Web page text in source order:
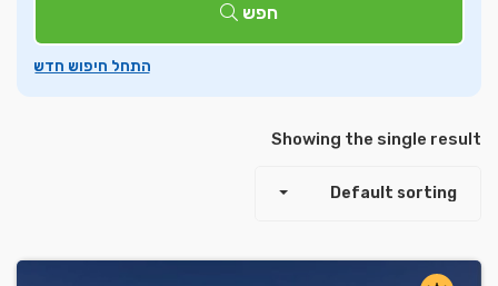
Leaflet OpenStreetMapcontributors
חפש
Showing the single result
Default sorting